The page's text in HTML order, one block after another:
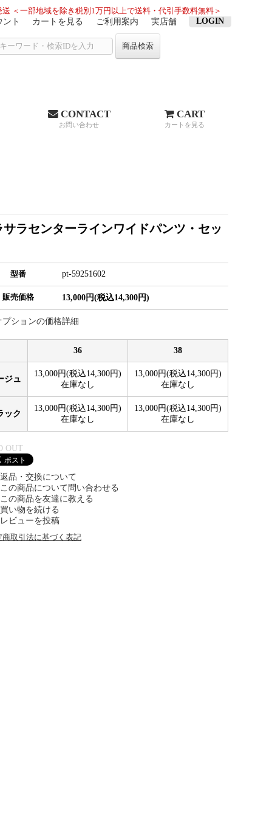
＜一部地域を除き税別1万円以上で送料・代引手数料無料＞
ント カートを見る ご利用案内 実店舗 LOGIN
商品検索
CONTACT
お問い合わせ
CART
カートを見る
ラセンターラインワイドパンツ・セッ
型番 pt-59251602
販売価格 13,000円(税込14,300円)
ションの価格詳細
36 38
ジュ
13,000円(税込14,300円)
在庫なし
13,000円(税込14,300円)
在庫なし
ック
13,000円(税込14,300円)
在庫なし
13,000円(税込14,300円)
在庫なし
OUT
品・交換について
の商品について問い合わせる
の商品を友達に教える
い物を続ける
ビューを投稿
商取引法に基づく表記